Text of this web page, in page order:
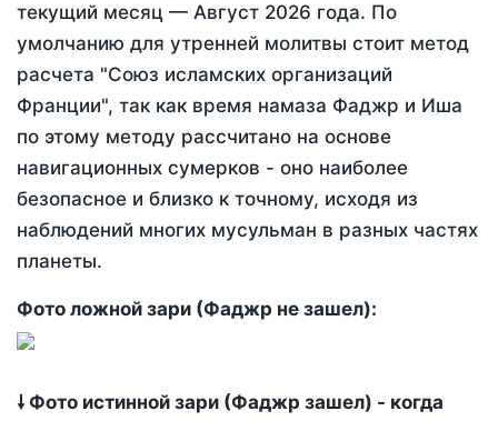
текущий месяц — Август 2026 года. По
умолчанию для утренней молитвы стоит метод
расчета "Союз исламских организаций
Франции", так как время намаза Фаджр и Иша
по этому методу рассчитано на основе
навигационных сумерков - оно наиболее
безопасное и близко к точному, исходя из
наблюдений многих мусульман в разных частях
планеты.
Фото ложной зари (Фаджр не зашел):
🠗 Фото истинной зари (Фаджр зашел) - когда